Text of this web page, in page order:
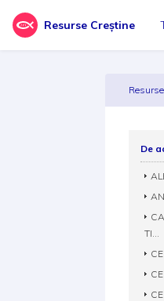
Resurse Creștine
De
TI...